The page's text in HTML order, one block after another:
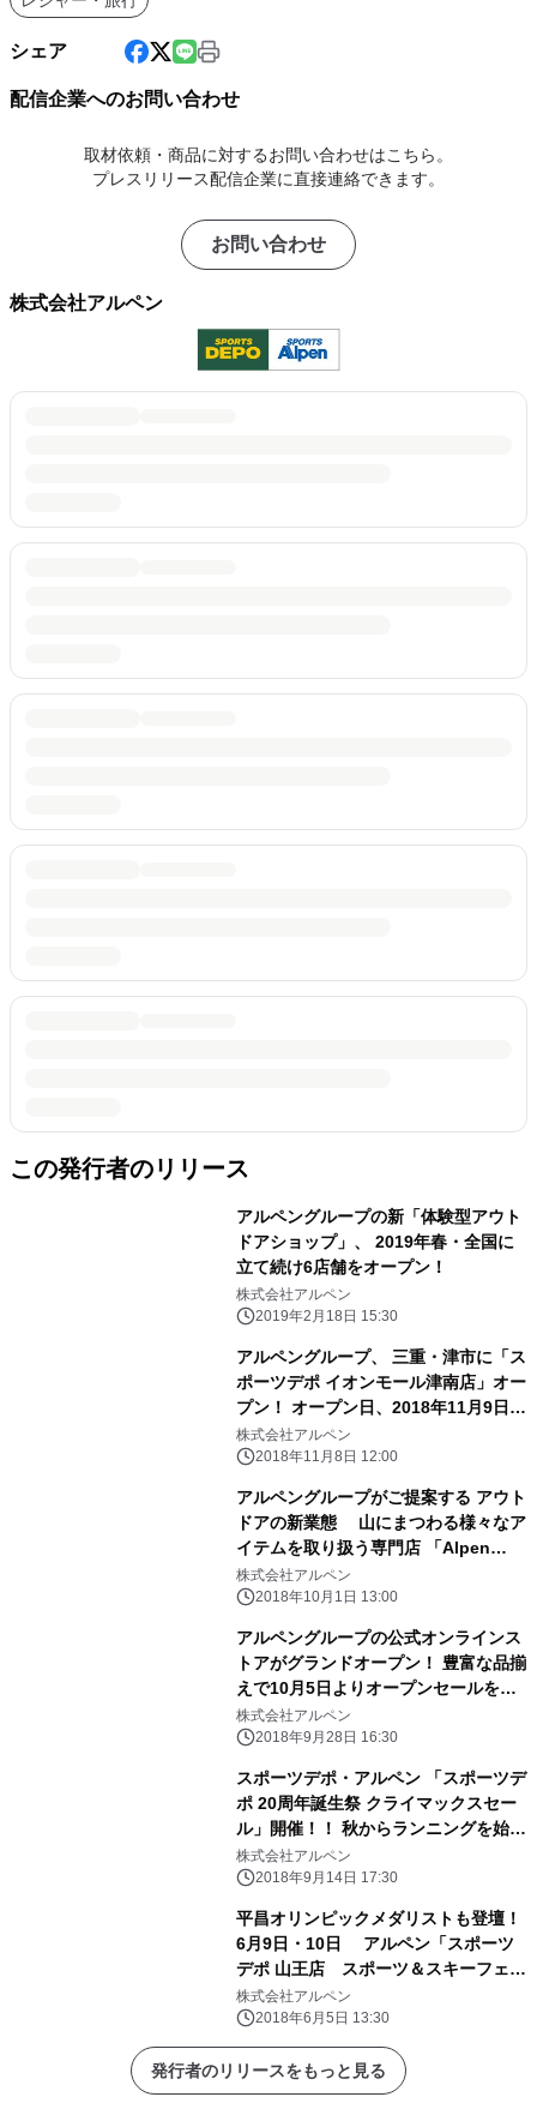
シェア
配信企業へのお問い合わせ
取材依頼・商品に対するお問い合わせはこちら。
プレスリリース配信企業に直接連絡できます。
お問い合わせ
株式会社アルペン
この発行者のリリース
アルペングループの新「体験型アウト
ドアショップ」、 2019年春・全国に
立て続け6店舗をオープン！
株式会社アルペン
2019年2月18日 15:30
アルペングループ、 三重・津市に「ス
ポーツデポ イオンモール津南店」オー
プン！ オープン日、2018年11月9日
(金)あさ9時から営業
株式会社アルペン
2018年11月8日 12:00
アルペングループがご提案する アウト
ドアの新業態 山にまつわる様々なア
イテムを取り扱う専門店 「Alpen
Mountains 一社店」 10月25日(木)10
時オープン！
株式会社アルペン
2018年10月1日 13:00
アルペングループの公式オンラインス
トアがグランドオープン！ 豊富な品揃
えで10月5日よりオープンセールを開
催！
株式会社アルペン
2018年9月28日 16:30
スポーツデポ・アルペン 「スポーツデ
ポ 20周年誕生祭 クライマックスセー
ル」開催！！ 秋からランニングを始め
るならスポーツデポ・アルペン 史上最
大のランニングキャンペーン実施！
株式会社アルペン
2018年9月14日 17:30
平昌オリンピックメダリストも登壇！
6月9日・10日 アルペン「スポーツ
デポ 山王店 スポーツ＆スキーフェス
タ」 2日間限定開催
株式会社アルペン
2018年6月5日 13:30
発行者のリリースをもっと見る